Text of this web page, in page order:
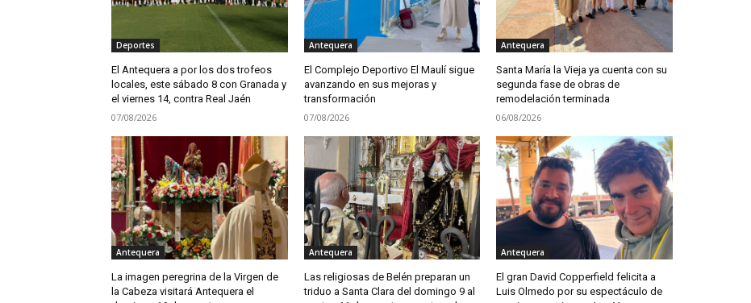
Deportes
El Antequera a por los dos trofeos
locales, este sábado 8 con Granada y
el viernes 14, contra Real Jaén
07/08/2026
Antequera
El Complejo Deportivo El Maulí sigue
avanzando en sus mejoras y
transformación
07/08/2026
Antequera
Santa María la Vieja ya cuenta con su
segunda fase de obras de
remodelación terminada
06/08/2026
Antequera
La imagen peregrina de la Virgen de
la Cabeza visitará Antequera el
Antequera
Las religiosas de Belén preparan un
triduo a Santa Clara del domingo 9 al
Antequera
El gran David Copperfield felicita a
Luis Olmedo por su espectáculo de